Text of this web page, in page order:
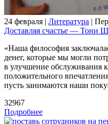
24 февраля | Литература |
Доставляя счастье — Тони
«Наша философия
денег, которые мы могли
в улучшение обслуживания
положительного
пусть занимаются наши
32967
Подробнее